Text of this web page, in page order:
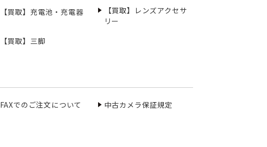
【買取】充電池・充電器
【買取】レンズアクセサ
リー
【買取】三脚
FAXでのご注文について 中古カメラ保証規定